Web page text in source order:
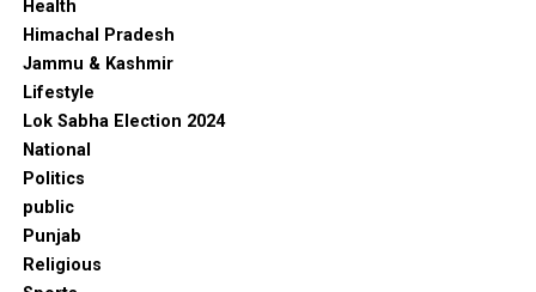
Health
Himachal Pradesh
Jammu & Kashmir
Lifestyle
Lok Sabha Election 2024
National
Politics
public
Punjab
Religious